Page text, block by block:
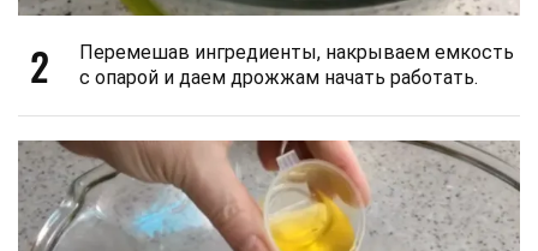
2
Перемешав ингредиенты, накрываем емкость
с опарой и даем дрожжам начать работать.